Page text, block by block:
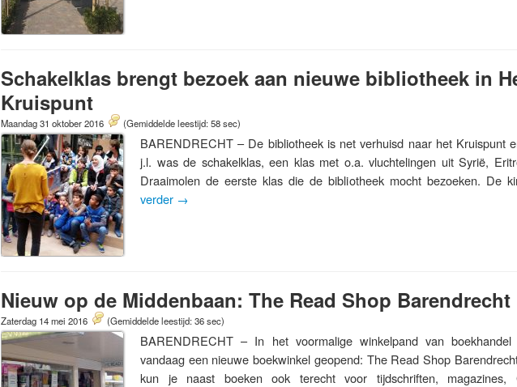
Schakelklas brengt bezoek aan nieuwe bibliotheek in
Kruispunt
Maandag 31 oktober 2016 (Gemiddelde leestijd: 58 sec)
BARENDRECHT – De bibliotheek is net verhuisd naar het Kruispunt
j.l. was de schakelklas, een klas met o.a. vluchtelingen uit Syrië,
Draaimolen de eerste klas die de bibliotheek mocht bezoeken. De
verder →
Nieuw op de Middenbaan: The Read Shop Barendrecht
Zaterdag 14 mei 2016 (Gemiddelde leestijd: 36 sec)
BARENDRECHT – In het voormalige winkelpand van
vandaag een nieuwe boekwinkel geopend: The Read Shop
kun je naast boeken ook terecht voor tijdschriften, magazines,